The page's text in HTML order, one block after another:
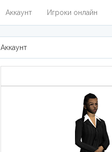
Аккаунт Игроки онлайн
Аккаунт